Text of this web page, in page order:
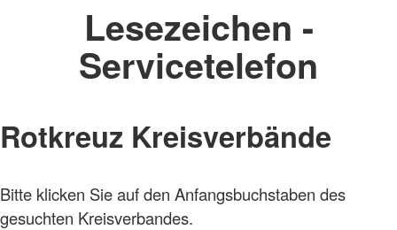
Lesezeichen -
Servicetelefon
Rotkreuz Kreisverbände
Bitte klicken Sie auf den Anfangsbuchstaben des
gesuchten Kreisverbandes.